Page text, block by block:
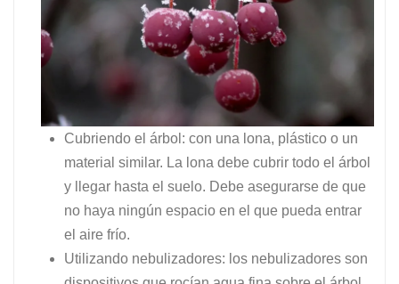
Cubriendo el árbol: con una lona, plástico o un
material similar. La lona debe cubrir todo el árbol
y llegar hasta el suelo. Debe asegurarse de que
no haya ningún espacio en el que pueda entrar
el aire frío.
Utilizando nebulizadores: los nebulizadores son